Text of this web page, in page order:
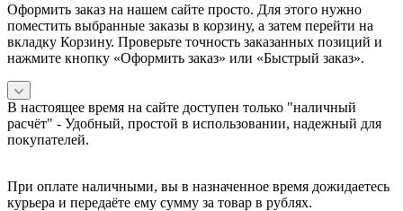
Оформить заказ на нашем сайте просто. Для этого нужно
поместить выбранные заказы в корзину, а затем перейти на
вкладку Корзину. Проверьте точность заказанных позиций и
нажмите кнопку «Оформить заказ» или «Быстрый заказ».
В настоящее время на сайте доступен только "наличный
расчёт" - Удобный, простой в использовании, надежный для
покупателей.
При оплате наличными, вы в назначенное время дожидаетесь
курьера и передаёте ему сумму за товар в рублях.